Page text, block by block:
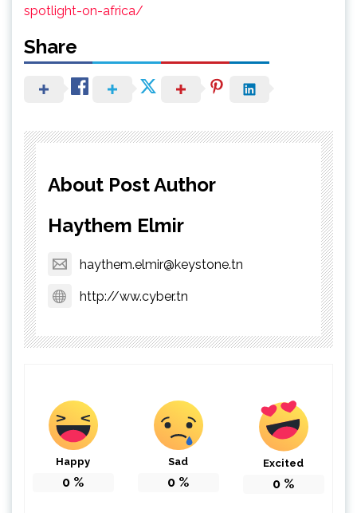
spotlight-on-africa/
Share
About Post Author
Haythem Elmir
haythem.elmir@keystone.tn
http://ww.cyber.tn
Happy
0 %
Sad
0 %
Excited
0 %